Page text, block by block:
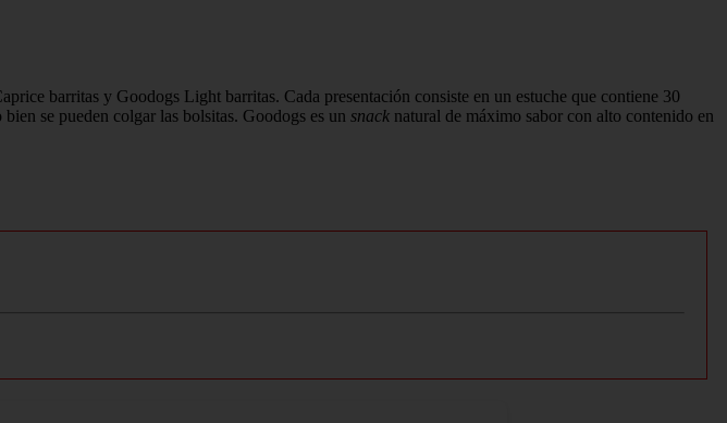
barritas y Goodogs Light barritas. Cada presentación consiste en un estuche que contiene 30
se pueden colgar las bolsitas. Goodogs es un snack natural de máximo sabor con alto contenido en